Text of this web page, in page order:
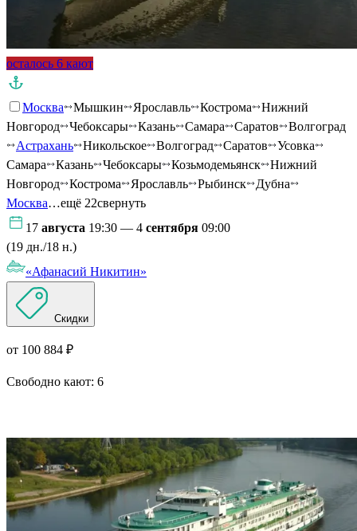
осталось 6 кают
Москва Мышкин Ярославль Кострома
Нижний
Новгород
Чебоксары Казань Самара Саратов
Волгоград
Астрахань
Никольское Волгоград Саратов
Усовка
Самара
Казань Чебоксары Козьмодемьянск
Нижний
Новгород
Кострома Ярославль Рыбинск
Дубна
Москва…ещё 22свернуть
17 августа 19:30 — 4 сентября 09:00
(19 дн./18 н.)
«Афанасий Никитин»
Скидки
от 100 884 ₽
Свободно кают: 6